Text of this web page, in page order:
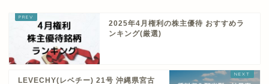
2025年4月権利の株主優待 おすすめラ
ンキング(厳選)
LEVECHY(レベチー) 21号 沖縄県宮古